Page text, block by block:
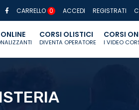
CARRELLO 0 ACCEDI REGISTRATI
CORSI OLISTICI
DIVENTA OPERATORE
CORSI
I VIDEO